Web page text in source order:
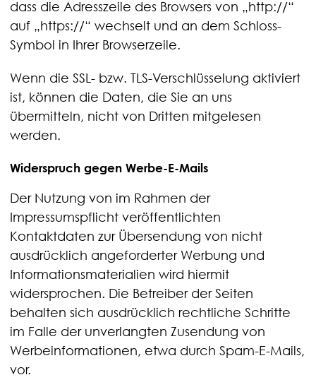
dass die Adresszeile des Browsers von „http://“
auf „https://“ wechselt und an dem Schloss-
Symbol in Ihrer Browserzeile.
Wenn die SSL- bzw. TLS-Verschlüsselung aktiviert
ist, können die Daten, die Sie an uns
übermitteln, nicht von Dritten mitgelesen
werden.
Widerspruch gegen Werbe-E-Mails
Der Nutzung von im Rahmen der
Impressumspflicht veröffentlichten
Kontaktdaten zur Übersendung von nicht
ausdrücklich angeforderter Werbung und
Informationsmaterialien wird hiermit
widersprochen. Die Betreiber der Seiten
behalten sich ausdrücklich rechtliche Schritte
im Falle der unverlangten Zusendung von
Werbeinformationen, etwa durch Spam-E-Mails,
vor.